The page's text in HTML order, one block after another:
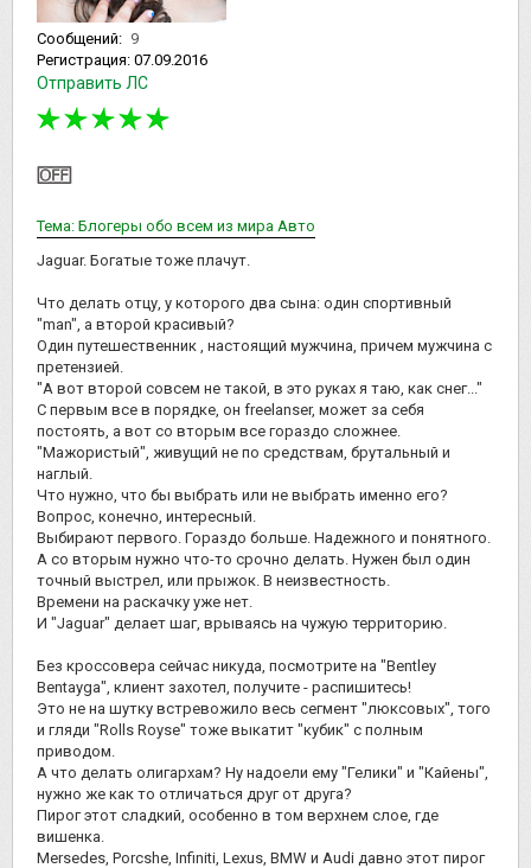
Сообщений: 9
Регистрация: 07.09.2016
Отправить ЛС
Тема: Блогеры обо всем из мира Авто
Jaguar. Богатые тоже плачут.
Что делать отцу, у которого два сына: один спортивный
"man", а второй красивый?
Один путешественник , настоящий мужчина, причем мужчина с
претензией.
"А вот второй совсем не такой, в это руках я таю, как снег..."
С первым все в порядке, он freelanser, может за себя
постоять, а вот со вторым все гораздо сложнее.
"Мажористый", живущий не по средствам, брутальный и
наглый.
Что нужно, что бы выбрать или не выбрать именно его?
Вопрос, конечно, интересный.
Выбирают первого. Гораздо больше. Надежного и понятного.
А со вторым нужно что-то срочно делать. Нужен был один
точный выстрел, или прыжок. В неизвестность.
Времени на раскачку уже нет.
И "Jaguar" делает шаг, врываясь на чужую территорию.
Без кроссовера сейчас никуда, посмотрите на "Bentley
Bentayga", клиент захотел, получите - распишитесь!
Это не на шутку встревожило весь сегмент "люксовых", того
и гляди "Rolls Royse" тоже выкатит "кубик" с полным
приводом.
А что делать олигархам? Ну надоели ему "Гелики" и "Кайены",
нужно же как то отличаться друг от друга?
Пирог этот сладкий, особенно в том верхнем слое, где
вишенка.
Mersedes, Porcshe, Infiniti, Lexus, BMW и Audi давно этот пирог